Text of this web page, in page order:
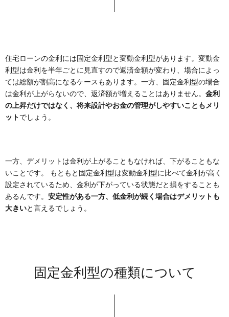
住宅ローンの金利には固定金利型と変動金利型があります。変動金
利型は金利を半年ごとに見直すので返済金額が変わり、場合によっ
ては総額が割高になるケースもあります。一方、固定金利型の場合
は金利が上がらないので、返済額が増えることはありません。 金利
の上昇だけではなく、将来設計やお金の管理がしやすいこともメリ
ット でしょう。
一方、デメリットは金利が上がることもなければ、下がることもな
いことです。 もともと固定金利型は変動金利型に比べて金利が高く
設定されているため、金利が下がっている状態だと損をすることも
あるんです。 安定性がある一方、低金利が続く場合はデメリットも
大きいと言えるでしょう。
固定金利型の種類について